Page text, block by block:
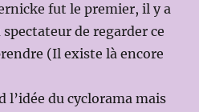
fut le premier, il y a
de regarder ce
(Il existe là encore
l’idée du cyclorama mais